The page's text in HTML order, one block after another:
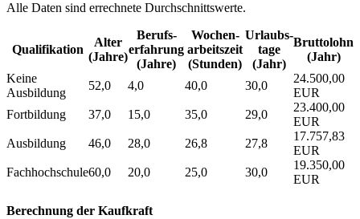
Alle Daten sind errechnete Durchschnittswerte.
Qualifikation
Alter
(Jahre)
Berufs­
erfahrung
(Jahre)
Wochen­
arbeitszeit
(Stunden)
Urlaubs­
tage
(Jahr)
Bruttolohn
(Jahr)
Keine
Ausbildung
52,0 4,0 40,0 30,0
24.500,00
EUR
Fortbildung
37,0 15,0 35,0 29,0
23.400,00
EUR
Ausbildung
46,0 28,0 26,8 27,8
17.757,83
EUR
Fachhochschule60,0 20,0 25,0 30,0
19.350,00
EUR
Berechnung der Kaufkraft